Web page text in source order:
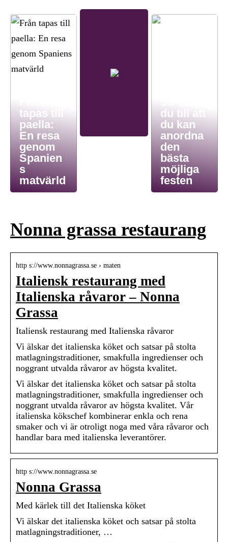
tapas till
paella:
En resa
genom
Spanien
s
matvärld
du till att
du kan
anordna
den
bästa
möjliga
festen
Nonna grassa restaurang
http s://www.nonnagrassa.se › maten
Italiensk restaurang med
Italienska råvaror – Nonna
Grassa
Italiensk restaurang med Italienska råvaror
Vi älskar det italienska köket och satsar på stolta
matlagningstraditioner, smakfulla ingredienser och
noggrant utvalda råvaror av högsta kvalitet.
Vi älskar det italienska köket och satsar på stolta
matlagningstraditioner, smakfulla ingredienser och
noggrant utvalda råvaror av högsta kvalitet. Vår
italienska kökschef kombinerar enkla och rena
smaker och vi är otroligt noga med våra råvaror och
handlar bara med italienska leverantörer.
http s://www.nonnagrassa.se
Nonna Grassa
Med kärlek till det Italienska köket
Vi älskar det italienska köket och satsar på stolta
matlagningstraditioner, …